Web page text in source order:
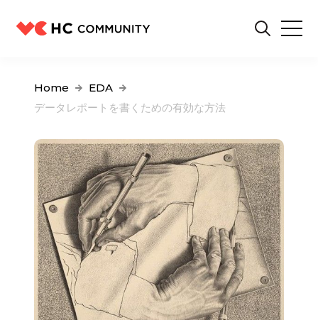
Home
EDA
データレポートを書くための有効な方法